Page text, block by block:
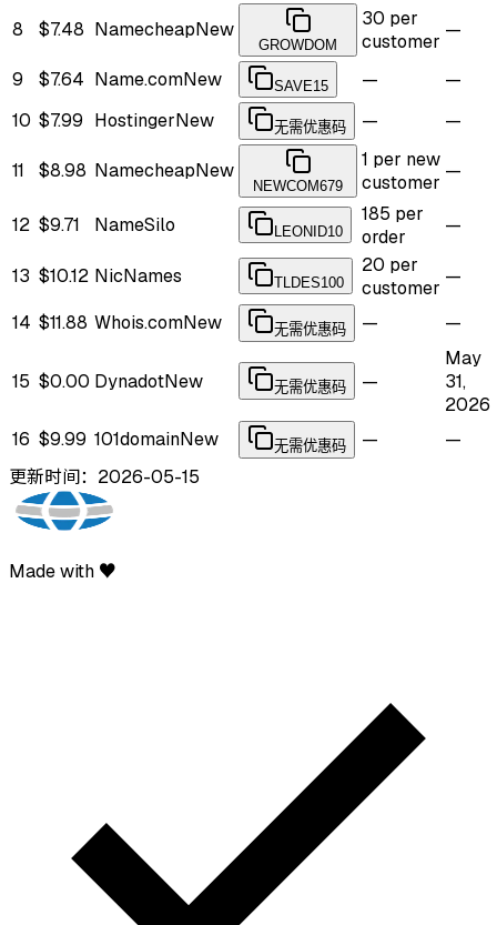
8 $7.48 NamecheapNew
GROWDOM
30 per
customer
—
9 $7.64 Name.comNew SAVE15 —
—
10 $7.99 HostingerNew 无需优惠码 — —
11 $8.98 NamecheapNew
NEWCOM679
1 per new
customer
—
12 $9.71 NameSilo LEONID10
185 per
order
—
13 $10.12 NicNames TLDES100
20 per
customer
—
14 $11.88 Whois.comNew 无需优惠码 — —
15 $0.00 DynadotNew 无需优惠码 —
May
31,
2026
16 $9.99 101domainNew 无需优惠码 —
—
更新时间：2026-05-15
Made with ♥